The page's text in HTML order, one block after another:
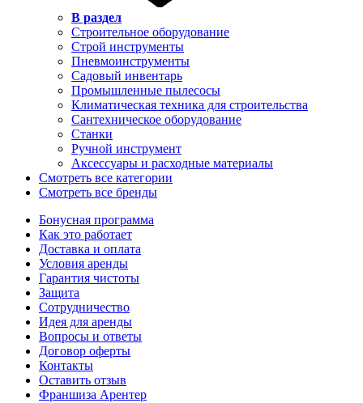
В раздел
Строительное оборудование
Строй инструменты
Пневмоинструменты
Садовый инвентарь
Промышленные пылесосы
Климатическая техника для строительства
Сантехническое оборудование
Станки
Ручной инструмент
Аксессуары и расходные материалы
Смотреть все категории
Смотреть все бренды
Бонусная программа
Как это работает
Доставка и оплата
Условия аренды
Гарантия чистоты
Защита
Сотрудничество
Идея для аренды
Вопросы и ответы
Договор оферты
Контакты
Оставить отзыв
Франшиза Арентер